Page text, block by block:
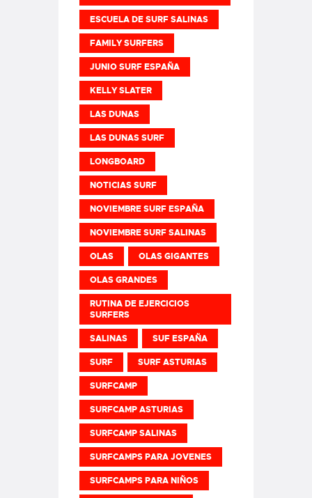
ESCUELA DE SURF SALINAS
FAMILY SURFERS
JUNIO SURF ESPAÑA
KELLY SLATER
LAS DUNAS
LAS DUNAS SURF
LONGBOARD
NOTICIAS SURF
NOVIEMBRE SURF ESPAÑA
NOVIEMBRE SURF SALINAS
OLAS OLAS GIGANTES
OLAS GRANDES
RUTINA DE EJERCICIOS
SURFERS
SALINAS SUF ESPAÑA
SURF SURF ASTURIAS
SURFCAMP
SURFCAMP ASTURIAS
SURFCAMP SALINAS
SURFCAMPS PARA JOVENES
SURFCAMPS PARA NIÑOS